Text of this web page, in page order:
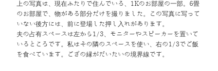
上の写真は、現在ふたりで住んでいる、1Kのお部屋の一部。6畳
のお部屋で、物がある部分だけを撮りました。この写真に写って
いない後方には、前に登場した押し入れがあります。
夫の占有スペースは左から1/3、モニターやスピーカーを置いて
いるところです。私はその隣のスペースを使い、右の1/3でご飯
を食べています。ござの縁がだいたいの境界線です。